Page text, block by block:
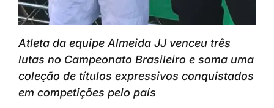
Atleta da equipe Almeida JJ venceu três
lutas no Campeonato Brasileiro e soma uma
coleção de títulos expressivos conquistados
em competições pelo país